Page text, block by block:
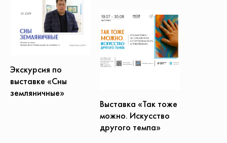
Экскурсия по
выставке «Сны
земляничные»
Выставка «Так тоже
можно. Искусство
другого темпа»